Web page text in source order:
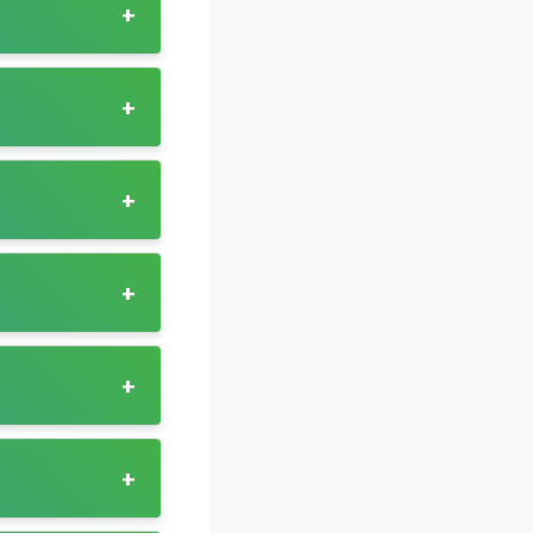
+
근 도시와
+
모 아파트 단지와
한 노선으로
+
이 높습니다.
습니다.
다.
를 통해 농촌 지역
+
호출형
, 주민들의
지 운행하여
하도록
+
으나, 대중교통이
및 통학
도가 높은
+